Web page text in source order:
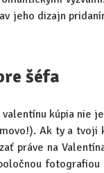
jeho dizajn
šéfa
kúpia nie
Ak ty a
práve na
fotografiou